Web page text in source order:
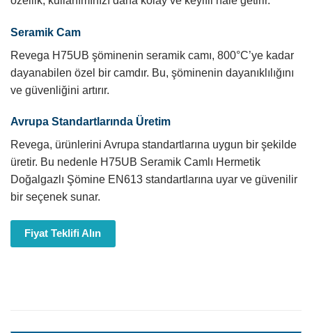
Seramik Cam
Revega H75UB şöminenin seramik camı, 800°C’ye kadar
dayanabilen özel bir camdır. Bu, şöminenin dayanıklılığını
ve güvenliğini artırır.
Avrupa Standartlarında Üretim
Revega, ürünlerini Avrupa standartlarına uygun bir şekilde
üretir. Bu nedenle H75UB Seramik Camlı Hermetik
Doğalgazlı Şömine EN613 standartlarına uyar ve güvenilir
bir seçenek sunar.
Fiyat Teklifi Alın